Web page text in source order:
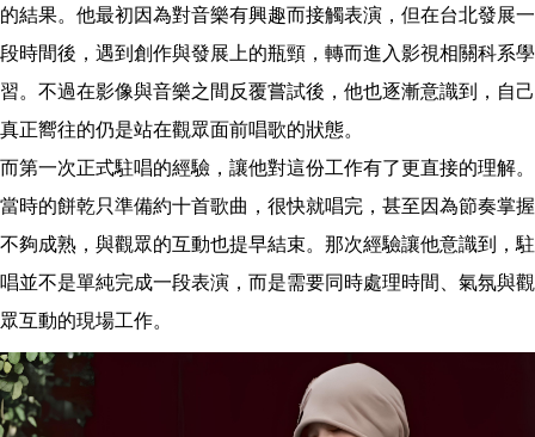
的結果。他最初因為對音樂有興趣而接觸表演，但在台北發展一
段時間後，遇到創作與發展上的瓶頸，轉而進入影視相關科系學
習。不過在影像與音樂之間反覆嘗試後，他也逐漸意識到，自己
真正嚮往的仍是站在觀眾面前唱歌的狀態。
而第一次正式駐唱的經驗，讓他對這份工作有了更直接的理解。
當時的餅乾只準備約十首歌曲，很快就唱完，甚至因為節奏掌握
不夠成熟，與觀眾的互動也提早結束。那次經驗讓他意識到，駐
唱並不是單純完成一段表演，而是需要同時處理時間、氣氛與觀
眾互動的現場工作。